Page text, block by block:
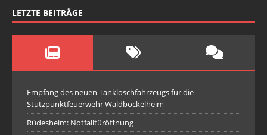
LETZTE BEITRÄGE
Empfang des neuen Tanklöschfahrzeugs für die
Stützpunktfeuerwehr Waldböckelheim
Rüdesheim: Notfalltüröffnung